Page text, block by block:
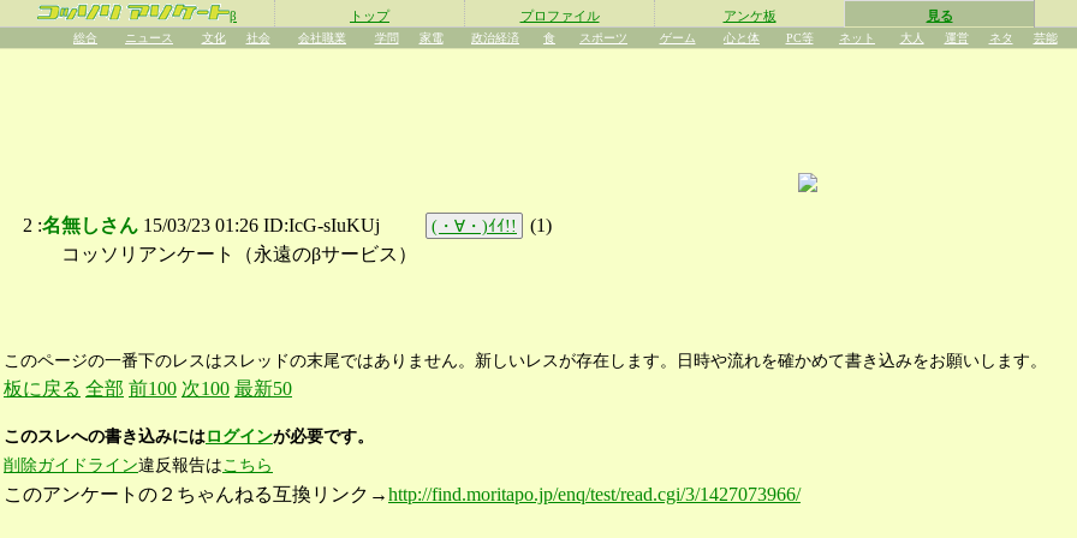
β トップ プロファイル アンケ板 見る
総合 ニュース 文化 社会 会社職業 学問 家電 政治経済 食 スポーツ ゲーム 心と体 PC等 ネット 大人 運営 ネタ 芸能
2 :名無しさん 15/03/23 01:26 ID:IcG-sIuKUj (・∀・)ｲｲ!! (1)
コッソリアンケート（永遠のβサービス）
このページの一番下のレスはスレッドの末尾ではありません。新しいレスが存在します。日時や流れを確かめて書き込みをお願いします。
板に戻る 全部 前100 次100 最新50
このスレへの書き込みにはログインが必要です。
削除ガイドライン違反報告はこちら
このアンケートの２ちゃんねる互換リンク→http://find.moritapo.jp/enq/test/read.cgi/3/1427073966/